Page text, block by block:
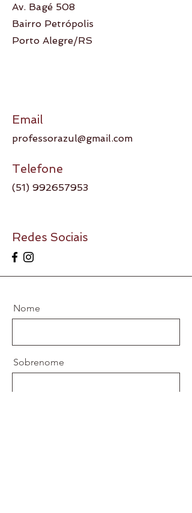
Av. Bagé 508
Bairro Petrópolis
Porto Alegre/RS
Email
professorazul@gmail.com
Telefone
(51) 992657953
Redes Sociais
Nome
Sobrenome